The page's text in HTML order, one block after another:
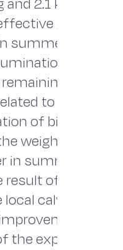
grazing
summer, with
being
time,
to the
of bites and
weights of
in summer
result of the
calves in the
in
the experiment.